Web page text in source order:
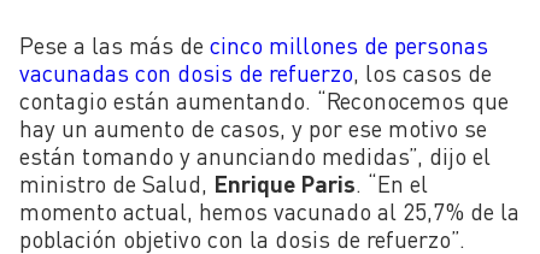
Pese a las más de cinco millones de personas
vacunadas con dosis de refuerzo, los casos de
contagio están aumentando. “Reconocemos que
hay un aumento de casos, y por ese motivo se
están tomando y anunciando medidas”, dijo el
ministro de Salud, Enrique Paris. “En el
momento actual, hemos vacunado al 25,7% de la
población objetivo con la dosis de refuerzo”.